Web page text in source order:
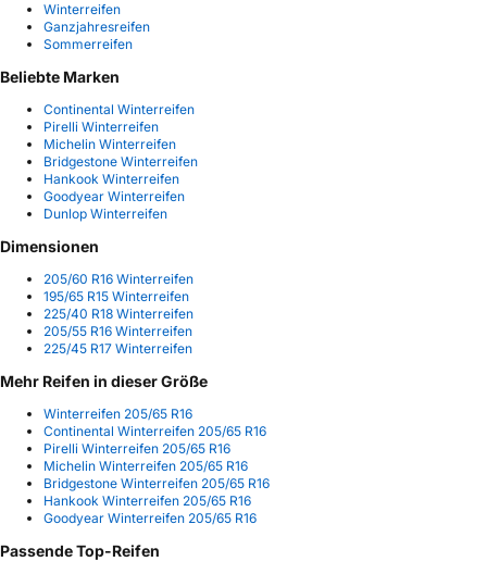
Winterreifen
Ganzjahresreifen
Sommerreifen
Beliebte Marken
Continental Winterreifen
Pirelli Winterreifen
Michelin Winterreifen
Bridgestone Winterreifen
Hankook Winterreifen
Goodyear Winterreifen
Dunlop Winterreifen
Dimensionen
205/60 R16 Winterreifen
195/65 R15 Winterreifen
225/40 R18 Winterreifen
205/55 R16 Winterreifen
225/45 R17 Winterreifen
Mehr Reifen in dieser Größe
Winterreifen 205/65 R16
Continental Winterreifen 205/65 R16
Pirelli Winterreifen 205/65 R16
Michelin Winterreifen 205/65 R16
Bridgestone Winterreifen 205/65 R16
Hankook Winterreifen 205/65 R16
Goodyear Winterreifen 205/65 R16
Passende Top-Reifen